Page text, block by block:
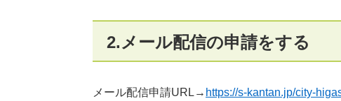
2.メール配信の申請をする
メール配信申請URL→ https://s-kantan.jp/city-